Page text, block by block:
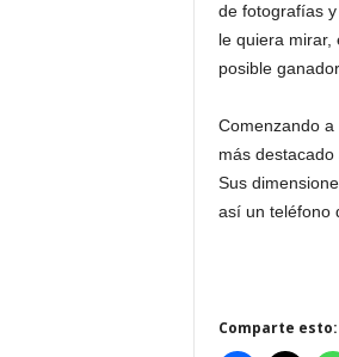
de fotografías y
le quiera mirar,
posible
Comenzando
más
Sus
así un teléfono
Comparte esto: